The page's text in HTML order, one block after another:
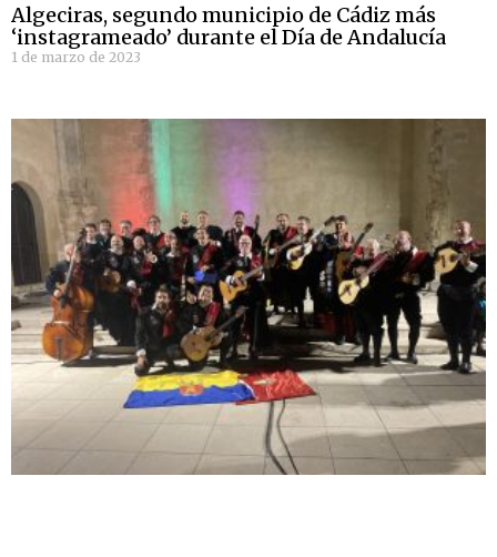
Algeciras, segundo municipio de Cádiz más
‘instagrameado’ durante el Día de Andalucía
1 de marzo de 2023